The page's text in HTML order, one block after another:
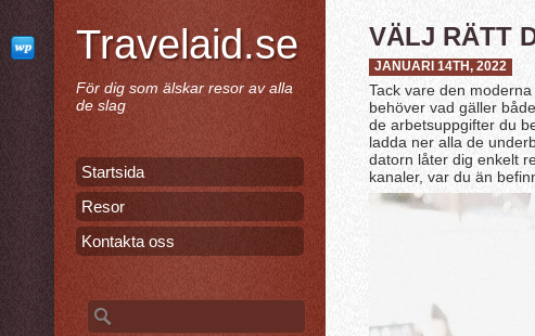
VÄLJ RÄTT
JANUARI 14TH, 2022
Tack vare den
behöver vad gäller
de arbetsuppgifter du
ladda ner alla de
datorn låter dig enkelt
kanaler, var du än
Travelaid.se
För dig som älskar resor av alla
de slag
Startsida
Resor
Kontakta oss
Sök
efter: